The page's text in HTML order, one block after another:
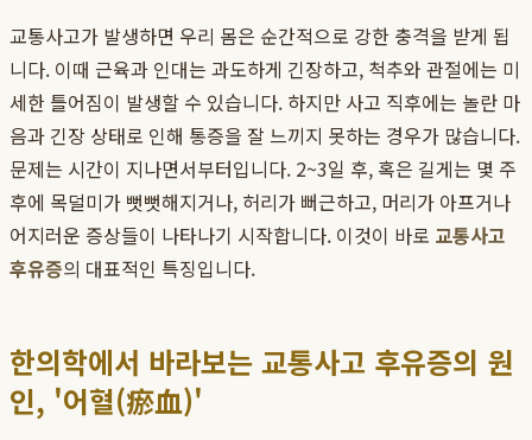
교통사고가 발생하면 우리 몸은 순간적으로 강한 충격을 받게 됩
니다. 이때 근육과 인대는 과도하게 긴장하고, 척추와 관절에는 미
세한 틀어짐이 발생할 수 있습니다. 하지만 사고 직후에는 놀란 마
음과 긴장 상태로 인해 통증을 잘 느끼지 못하는 경우가 많습니다.
문제는 시간이 지나면서부터입니다. 2~3일 후, 혹은 길게는 몇 주
후에 목덜미가 뻣뻣해지거나, 허리가 뻐근하고, 머리가 아프거나
어지러운 증상들이 나타나기 시작합니다. 이것이 바로 교통사고
후유증의 대표적인 특징입니다.
한의학에서 바라보는 교통사고 후유증의 원
인, '어혈(瘀血)'